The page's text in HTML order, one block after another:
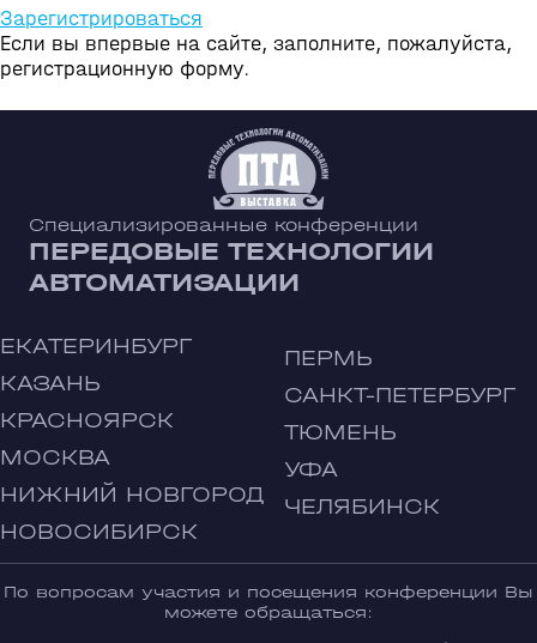
Зарегистрироваться
Если вы впервые на сайте, заполните, пожалуйста,
регистрационную форму.
Специализированные конференции
ПЕРЕДОВЫЕ ТЕХНОЛОГИИ
АВТОМАТИЗАЦИИ
ЕКАТЕРИНБУРГ
КАЗАНЬ
КРАСНОЯРСК
МОСКВА
НИЖНИЙ НОВГОРОД
НОВОСИБИРСК
ПЕРМЬ
САНКТ-ПЕТЕРБУРГ
ТЮМЕНЬ
УФА
ЧЕЛЯБИНСК
По вопросам участия и посещения конференции Вы
можете обращаться: